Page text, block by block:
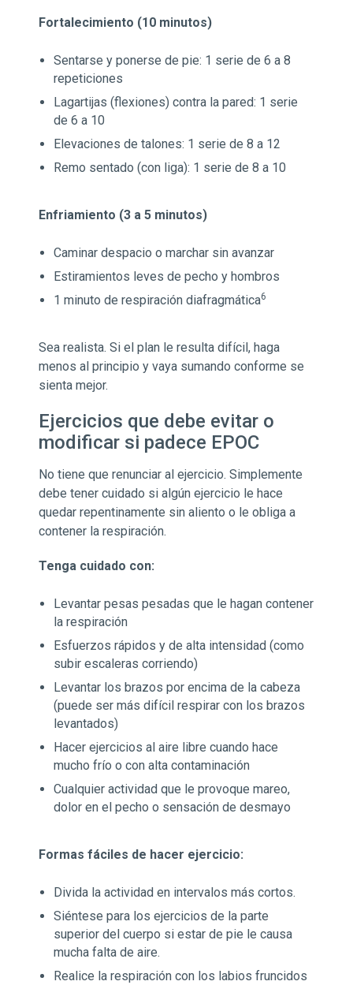
Fortalecimiento (10 minutos)
Sentarse y ponerse de pie: 1 serie de 6 a 8
repeticiones
Lagartijas (flexiones) contra la pared: 1 serie
de 6 a 10
Elevaciones de talones: 1 serie de 8 a 12
Remo sentado (con liga): 1 serie de 8 a 10
Enfriamiento (3 a 5 minutos)
Caminar despacio o marchar sin avanzar
Estiramientos leves de pecho y hombros
1 minuto de respiración diafragmática6
Sea realista. Si el plan le resulta difícil, haga
menos al principio y vaya sumando conforme se
sienta mejor.
Ejercicios que debe evitar o
modificar si padece EPOC
No tiene que renunciar al ejercicio. Simplemente
debe tener cuidado si algún ejercicio le hace
quedar repentinamente sin aliento o le obliga a
contener la respiración.
Tenga cuidado con:
Levantar pesas pesadas que le hagan contener
la respiración
Esfuerzos rápidos y de alta intensidad (como
subir escaleras corriendo)
Levantar los brazos por encima de la cabeza
(puede ser más difícil respirar con los brazos
levantados)
Hacer ejercicios al aire libre cuando hace
mucho frío o con alta contaminación
Cualquier actividad que le provoque mareo,
dolor en el pecho o sensación de desmayo
Formas fáciles de hacer ejercicio:
Divida la actividad en intervalos más cortos.
Siéntese para los ejercicios de la parte
superior del cuerpo si estar de pie le causa
mucha falta de aire.
Realice la respiración con los labios fruncidos